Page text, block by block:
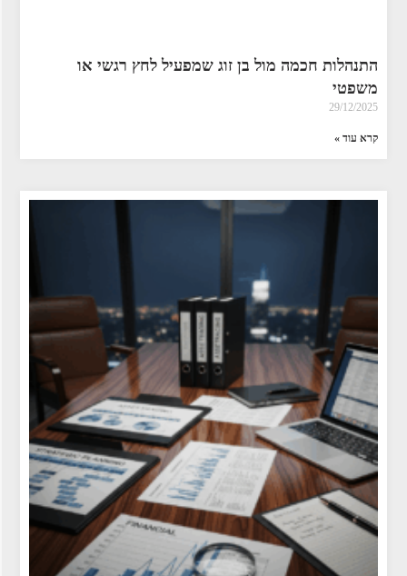
התנהלות חכמה מול בן זוג שמפעיל לחץ רגשי או
משפטי
29/12/2025
קרא עוד »